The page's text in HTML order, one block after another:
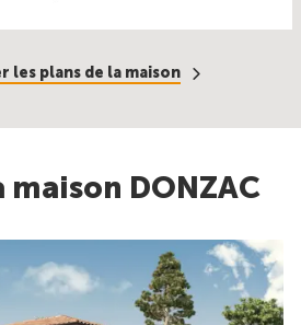
les plans de la maison
maison DONZAC